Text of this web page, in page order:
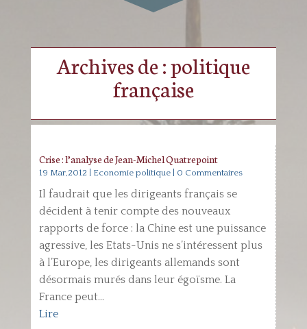
Archives de : politique
française
Crise : l’analyse de Jean-Michel Quatrepoint
19 Mar,2012 Economie politique| 0 Commentaires
Il faudrait que les dirigeants français se
décident à tenir compte des nouveaux
rapports de force : la Chine est une puissance
agressive, les Etats-Unis ne s’intéressent plus
à l’Europe, les dirigeants allemands sont
désormais murés dans leur égoïsme. La
France peut...
Lire